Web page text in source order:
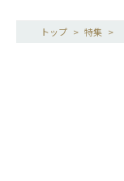
> 特集 >